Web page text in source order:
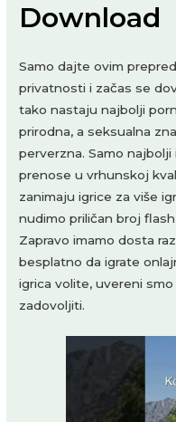
Download
Samo dajte ovim
privatnosti i začas se
tako nastaju najbolji
prirodna, a seksualna
perverzna. Samo
prenose u vrhunskoj
zanimaju igrice za više
nudimo priličan broj
Zapravo imamo dosta
besplatno da igrate
igrica volite, uvereni
zadovoljiti.